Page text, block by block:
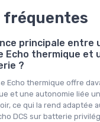
fréquentes
principale entre
Echo thermique et
?
Echo thermique offre
et une autonomie liée
ce qui la rend adaptée
DCS sur batterie